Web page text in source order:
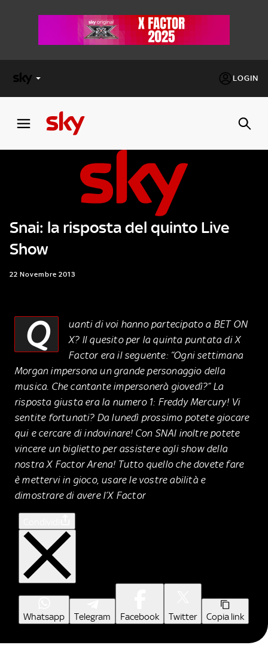
LOGIN
FACTOR
Cos’altro vedere:
PROGRAMMI SKY
Un mondo di offerte:
SKY.IT
Snai: la risposta del quinto Live
Show
22 Novembre 2013
Q
uanti di voi hanno partecipato a BET ON
X? Il quesito per la quinta puntata di X
Factor era il seguente: “Ogni settimana
Morgan impersona un grande personaggio della
musica. Che cantante impersonerà giovedì?” La
risposta giusta era la numero 1: Freddy Mercury! Vi
sentite fortunati? Da lunedì prossimo potete giocare
qui e cercare di indovinare! Con SNAI inoltre potete
vincere un biglietto per assistere agli show della
nostra X Factor Arena! Tutto quello che dovete fare
è mettervi in gioco, usare le vostre abilità e
dimostrare di avere l’X Factor
Whatsapp Telegram Facebook Twitter Copia link